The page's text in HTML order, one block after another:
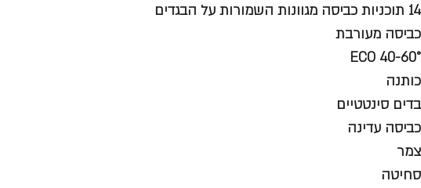
14 תוכניות כביסה מגוונות השמורות על הבגדים
כביסה מעורבת
ECO 40-60°
כותנה
בדים סינטטיים
כביסה עדינה
צמר
סחיטה